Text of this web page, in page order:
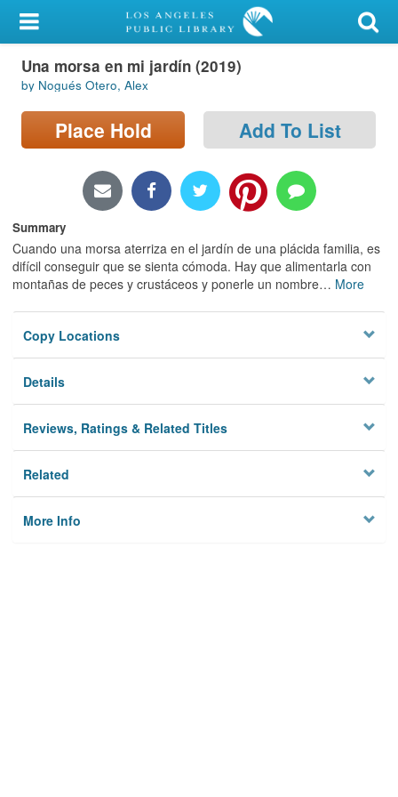
My Account
Library Card
Sign In
Locations/Hours (external
page)
Privacy
Una morsa en mi jardín (2019)
by Nogués Otero, Alex
Place Hold Add To List
Summary
Cuando una morsa aterriza en el jardín de una plácida familia, es
difícil conseguir que se sienta cómoda. Hay que alimentarla con
montañas de peces y crustáceos y ponerle un nombre… More
Copy Locations
Details
Reviews, Ratings & Related Titles
Related
More Info